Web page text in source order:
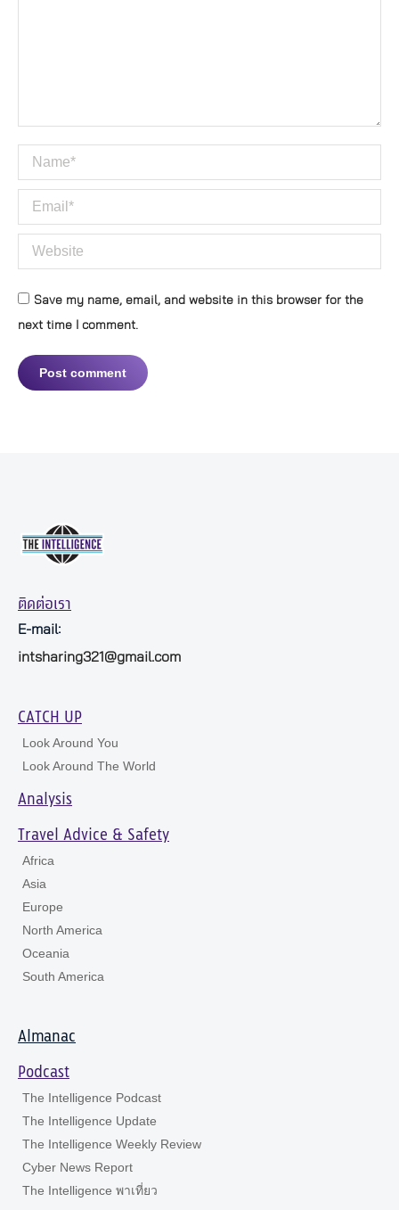
Name *
Email *
Website
Save my name, email, and website in this browser for the
next time I comment.
Post comment
ติดต่อเรา
E-mail:
intsharing321@gmail.com
CATCH UP
Look Around You
Look Around The World
Analysis
Travel Advice & Safety
Africa
Asia
Europe
North America
Oceania
South America
Almanac
Podcast
The Intelligence Podcast
The Intelligence Update
The Intelligence Weekly Review
Cyber News Report
The Intelligence พาเที่ยว